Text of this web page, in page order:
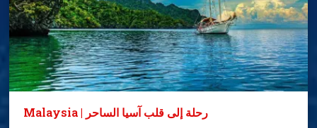
Malaysia | رحلة إلى قلب آسيا الساحر